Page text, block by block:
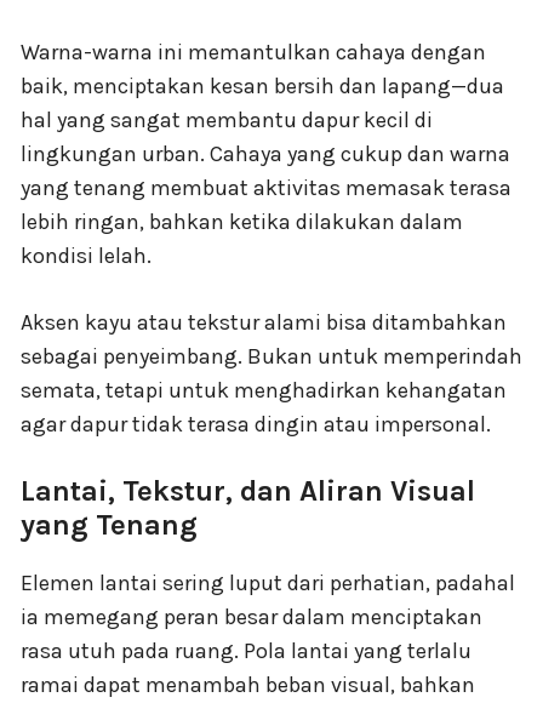
Warna-warna ini memantulkan cahaya dengan
baik, menciptakan kesan bersih dan lapang—dua
hal yang sangat membantu dapur kecil di
lingkungan urban. Cahaya yang cukup dan warna
yang tenang membuat aktivitas memasak terasa
lebih ringan, bahkan ketika dilakukan dalam
kondisi lelah.
Aksen kayu atau tekstur alami bisa ditambahkan
sebagai penyeimbang. Bukan untuk memperindah
semata, tetapi untuk menghadirkan kehangatan
agar dapur tidak terasa dingin atau impersonal.
Lantai, Tekstur, dan Aliran Visual
yang Tenang
Elemen lantai sering luput dari perhatian, padahal
ia memegang peran besar dalam menciptakan
rasa utuh pada ruang. Pola lantai yang terlalu
ramai dapat menambah beban visual, bahkan